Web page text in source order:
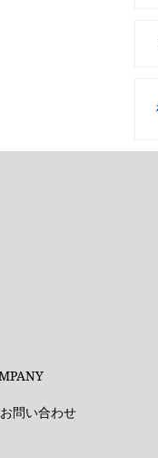
お問い合わせ